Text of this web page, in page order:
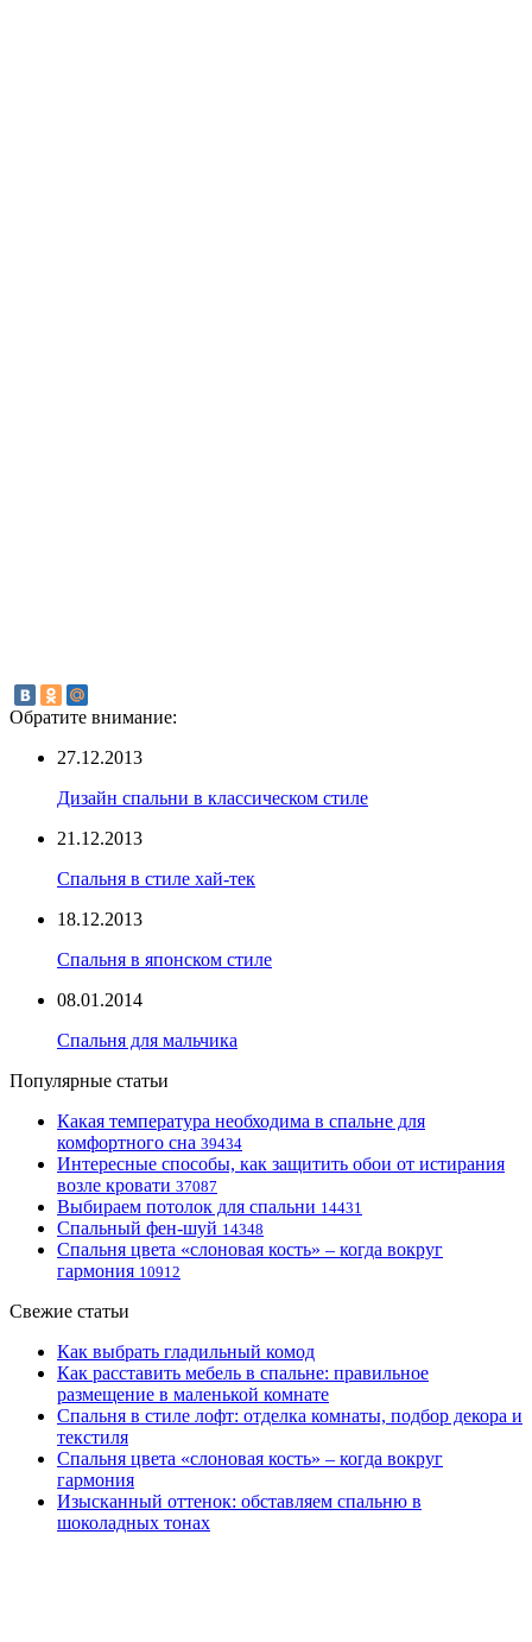
Обратите внимание:
27.12.2013
Дизайн спальни в классическом стиле
21.12.2013
Спальня в стиле хай-тек
18.12.2013
Спальня в японском стиле
08.01.2014
Спальня для мальчика
Популярные статьи
Какая температура необходима в спальне для
комфортного сна 39434
Интересные способы, как защитить обои от истирания
возле кровати 37087
Выбираем потолок для спальни 14431
Спальный фен-шуй 14348
Спальня цвета «слоновая кость» – когда вокруг
гармония 10912
Свежие статьи
Как выбрать гладильный комод
Как расставить мебель в спальне: правильное
размещение в маленькой комнате
Спальня в стиле лофт: отделка комнаты, подбор декора и
текстиля
Спальня цвета «слоновая кость» – когда вокруг
гармония
Изысканный оттенок: обставляем спальню в
шоколадных тонах